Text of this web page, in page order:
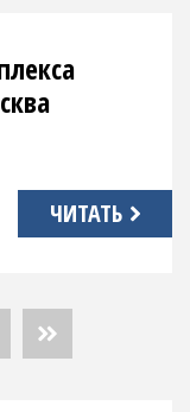
ЧИТАТЬ